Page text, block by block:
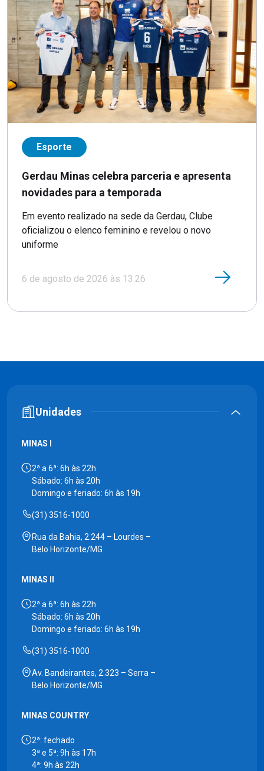
Esporte
Gerdau Minas celebra parceria e apresenta
novidades para a temporada
Em evento realizado na sede da Gerdau, Clube
oficializou o elenco feminino e revelou o novo
uniforme
6 de agosto de 2026 às 13:26
Unidades
MINAS I
2ª a 6ª: 6h às 22h
Sábado: 6h às 20h
Domingo e feriado: 6h às 19h
(31) 3516-1000
Rua da Bahia, 2.244 – Lourdes –
Belo Horizonte/MG
MINAS II
2ª a 6ª: 6h às 22h
Sábado: 6h às 20h
Domingo e feriado: 6h às 19h
(31) 3516-1000
Av. Bandeirantes, 2.323 – Serra –
Belo Horizonte/MG
MINAS COUNTRY
2ª: fechado
3ª e 5ª: 9h às 17h
4ª: 9h às 22h